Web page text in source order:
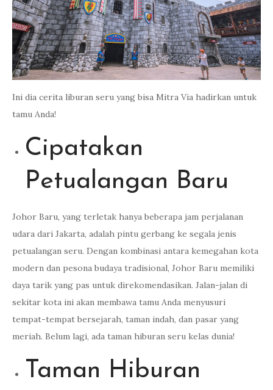
Ini dia cerita liburan seru yang bisa Mitra Via hadirkan untuk
tamu Anda!
Cipatakan
Petualangan Baru
Johor Baru, yang terletak hanya beberapa jam perjalanan
udara dari Jakarta, adalah pintu gerbang ke segala jenis
petualangan seru. Dengan kombinasi antara kemegahan kota
modern dan pesona budaya tradisional, Johor Baru memiliki
daya tarik yang pas untuk direkomendasikan. Jalan-jalan di
sekitar kota ini akan membawa tamu Anda menyusuri
tempat-tempat bersejarah, taman indah, dan pasar yang
meriah. Belum lagi, ada taman hiburan seru kelas dunia!
Taman Hiburan